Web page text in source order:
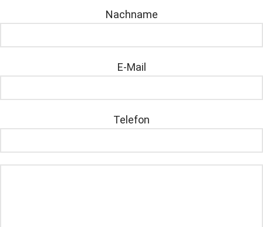
Nachname
E-Mail
Telefon